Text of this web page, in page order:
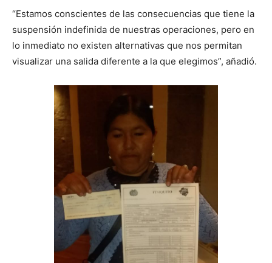
“Estamos conscientes de las consecuencias que tiene la
suspensión indefinida de nuestras operaciones, pero en
lo inmediato no existen alternativas que nos permitan
visualizar una salida diferente a la que elegimos”, añadió.